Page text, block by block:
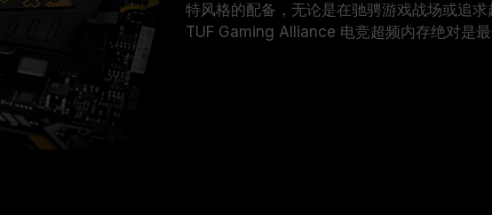
特风格的配备，无论是在驰骋游戏战场或追
TUF Gaming Alliance 电竞超频内存绝对是最